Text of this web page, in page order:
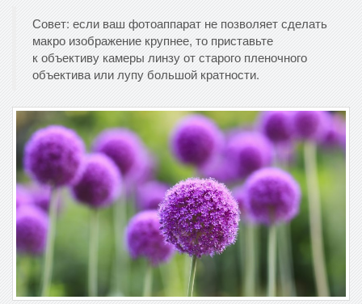
Совет: если ваш фотоаппарат не позволяет сделать
макро изображение крупнее, то приставьте
к объективу камеры линзу от старого пленочного
объектива или лупу большой кратности.